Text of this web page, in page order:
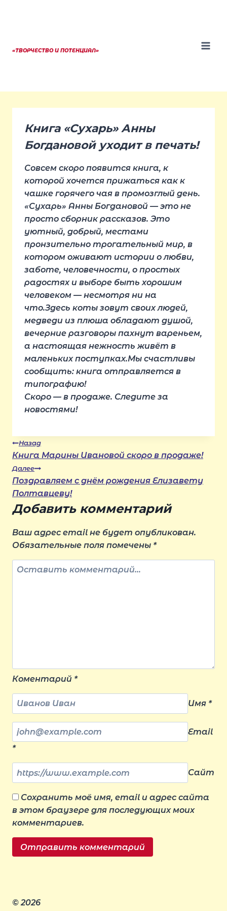
«ТВОРЧЕСТВО И ПОТЕНЦИАЛ»
Книга «Сухарь» Анны
Богдановой уходит в печать!
Совсем скоро появится книга, к
которой хочется прижаться как к
чашке горячего чая в промозглый день.
«Сухарь» Анны Богдановой — это не
просто сборник рассказов. Это
уютный, добрый, местами
пронзительно трогательный мир, в
котором оживают истории о любви,
заботе, человечности, о простых
радостях и выборе быть хорошим
человеком — несмотря ни на
что.Здесь коты зовут своих людей,
медведи из плюша обладают душой,
вечерние разговоры пахнут вареньем,
а настоящая нежность живёт в
маленьких поступках.Мы счастливы
сообщить: книга отправляется в
типографию!
Скоро — в продаже. Следите за
новостями!
Навигация
по
записям
Назад
Книга Марины Ивановой скоро в продаже!
Далее
Поздравляем с днём рождения Елизавету
Полтавцеву!
Добавить комментарий
Ваш адрес email не будет опубликован.
Обязательные поля помечены *
Коментарий *
Имя *
Email
*
Сайт
Сохранить моё имя, email и адрес сайта
в этом браузере для последующих моих
комментариев.
© 2026